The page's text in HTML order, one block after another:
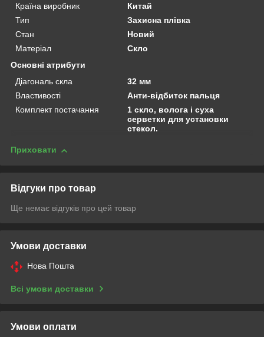
Країна виробник
Китай
Тип
Захисна плівка
Стан
Новий
Матеріал
Скло
Основні атрибути
Діагональ скла
32 мм
Властивості
Анти-відбиток пальця
Комплект постачання
1 скло, волога і суха
серветки для установки
стекол.
Приховати
Відгуки про товар
Ще немає відгуків про цей товар
Умови доставки
Нова Пошта
Всі умови доставки
Умови оплати